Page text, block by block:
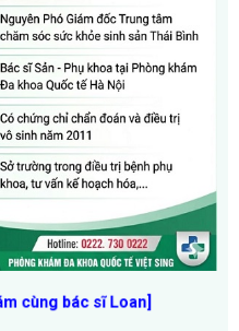
cùng bác sĩ Loan]